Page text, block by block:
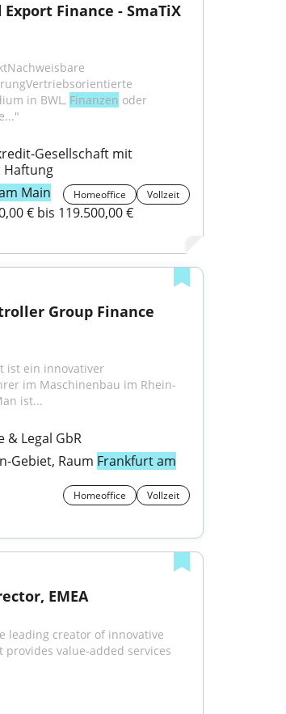
Export Finance - SmaTiX
in BWL, Finanzen oder
Gesellschaft mit
Haftung
Main
Homeoffice Vollzeit
€ bis 119.500,00 €
Group Finance
ist ein innovativer
im Maschinenbau im Rhein-
ist...
& Legal GbR
Gebiet, Raum Frankfurt am
Homeoffice Vollzeit
EMEA
leading creator of innovative
provides value-added services